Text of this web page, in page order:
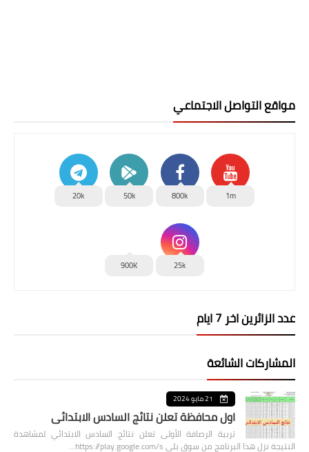
مواقع التواصل الاجتماعي
1m
800k
50k
20k
25k
900K
عدد الزائرين اخر 7 ايام
المشاركات الشائعة
21 مايو 2024
اول محافظة تعلن نتائج السادس الابتدائي
تربية الرصافة الأولى تعلن نتائج السادس الابتدائي لمشاهدة
النتيجة نزل هذا البرنامج من سوق بلي https://play.google.com/s…